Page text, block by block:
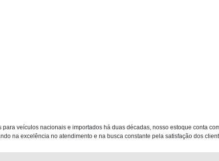
veículos nacionais e importados há duas décadas, nosso estoque conta
na excelência no atendimento e na busca constante pela satisfação dos